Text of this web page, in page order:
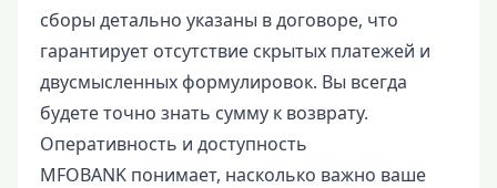
сборы детально указаны в договоре, что
гарантирует отсутствие скрытых платежей и
двусмысленных формулировок. Вы всегда
будете точно знать сумму к возврату.
Оперативность и доступность
MFOBANK понимает, насколько важно ваше